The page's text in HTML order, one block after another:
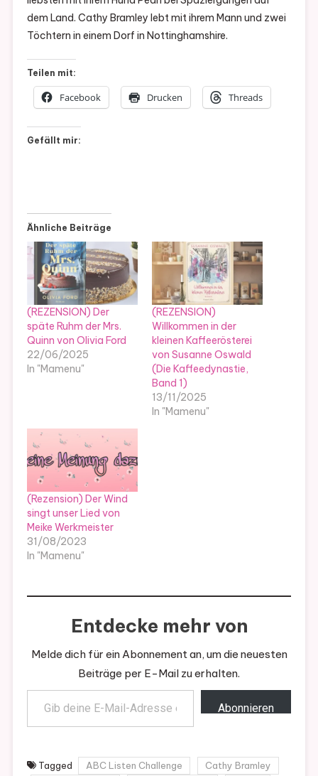
dem Land. Cathy Bramley lebt mit ihrem Mann und zwei
Töchtern in einem Dorf in Nottinghamshire.
Teilen mit:
Facebook Drucken Threads
Gefällt mir:
Ähnliche Beiträge
(REZENSION) Der
späte Ruhm der Mrs.
Quinn von Olivia Ford
22/06/2025
In "Mamenu"
(REZENSION)
Willkommen in der
kleinen Kaffeerösterei
von Susanne Oswald
(Die Kaffeedynastie,
Band 1)
13/11/2025
In "Mamenu"
(Rezension) Der Wind
singt unser Lied von
Meike Werkmeister
31/08/2023
In "Mamenu"
Entdecke mehr von
Melde dich für ein Abonnement an, um die neuesten
Beiträge per E-Mail zu erhalten.
Gib deine E-Mail-Adresse ein ...
Abonnieren
Tagged ABC Listen Challenge Cathy Bramley